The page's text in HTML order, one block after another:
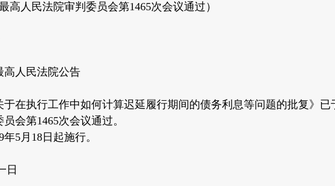
高人民法院审判委员会第1465次会议通过）
高人民法院公告
于在执行工作中如何计算迟延履行期间的债务利息等问题的批复》已
会第1465次会议通过。
5月18日起施行。
日